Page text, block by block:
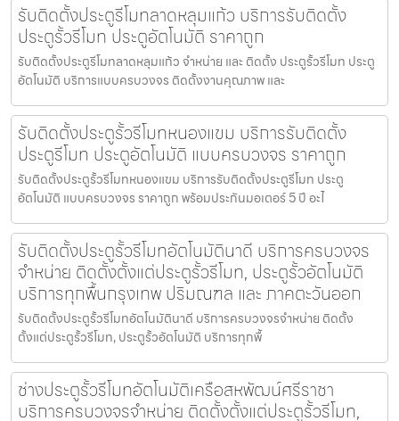
รับติดตั้งประตูรีโมทลาดหลุมแก้ว บริการรับติดตั้ง
ประตูรั้วรีโมท ประตูอัตโนมัติ ราคาถูก
รับติดตั้งประตูรีโมทลาดหลุมแก้ว จำหน่าย และ ติดตั้ง ประตูรั้วรีโมท ประตู
อัตโนมัติ บริการแบบครบวงจร ติดตั้งงานคุณภาพ และ
รับติดตั้งประตูรั้วรีโมทหนองแขม บริการรับติดตั้ง
ประตูรีโมท ประตูอัตโนมัติ แบบครบวงจร ราคาถูก
รับติดตั้งประตูรั้วรีโมทหนองแขม บริการรับติดตั้งประตูรีโมท ประตู
อัตโนมัติ แบบครบวงจร ราคาถูก พร้อมประกันมอเตอร์ 5 ปี อะไ
รับติดตั้งประตูรั้วรีโมทอัตโนมัตินาดี บริการครบวงจร
จำหน่าย ติดตั้งตั้งแต่ประตูรั้วรีโมท, ประตูรั้วอัตโนมัติ
บริการทุกพื้นกรุงเทพ ปริมณฑล และ ภาคตะวันออก
รับติดตั้งประตูรั้วรีโมทอัตโนมัตินาดี บริการครบวงจรจำหน่าย ติดตั้ง
ตั้งแต่ประตูรั้วรีโมท, ประตูรั้วอัตโนมัติ บริการทุกพื้
ช่างประตูรั้วรีโมทอัตโนมัติเครือสหพัฒน์ศรีราชา
บริการครบวงจรจำหน่าย ติดตั้งตั้งแต่ประตูรั้วรีโมท,